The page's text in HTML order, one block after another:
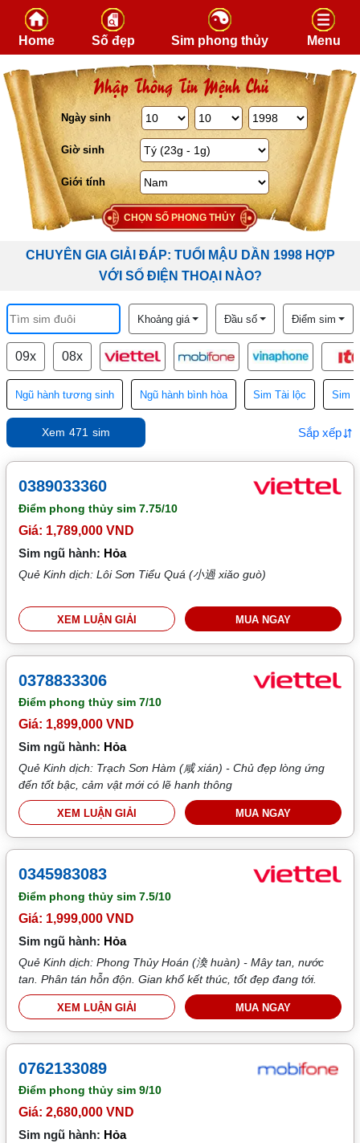
Skip to content
Home Số đẹp Sim phong thủy Menu
Nhập Thông Tin Mệnh Chủ
Ngày sinh
Giờ sinh
Giới tính
CHỌN SỐ PHONG THỦY
CHUYÊN GIA GIẢI ĐÁP: TUỔI MẬU DẦN 1998 HỢP
VỚI SỐ ĐIỆN THOẠI NÀO?
Khoảng giá Đầu số Điểm sim
09x 08x
Ngũ hành tương sinh Ngũ hành bình hòa Sim Tài lộc Sim
Xem 471 sim Sắp xếp
0389033360
Điểm phong thủy sim7.75/10
Giá: 1,789,000 VND
Sim ngũ hành: Hỏa
Quẻ Kinh dịch: Lôi Sơn Tiểu Quá (小過 xiǎo guò)
XEM LUẬN GIẢI MUA NGAY
0378833306
Điểm phong thủy sim7/10
Giá: 1,899,000 VND
Sim ngũ hành: Hỏa
Quẻ Kinh dịch: Trạch Sơn Hàm (咸 xián) - Chủ đẹp lòng ứng
đến tốt bậc, cảm vật mới có lẽ hanh thông
XEM LUẬN GIẢI MUA NGAY
0345983083
Điểm phong thủy sim7.5/10
Giá: 1,999,000 VND
Sim ngũ hành: Hỏa
Quẻ Kinh dịch: Phong Thủy Hoán (渙 huàn) - Mây tan, nước
tan. Phân tán hỗn độn. Gian khổ kết thúc, tốt đẹp đang tới.
XEM LUẬN GIẢI MUA NGAY
0762133089
Điểm phong thủy sim9/10
Giá: 2,680,000 VND
Sim ngũ hành: Hỏa